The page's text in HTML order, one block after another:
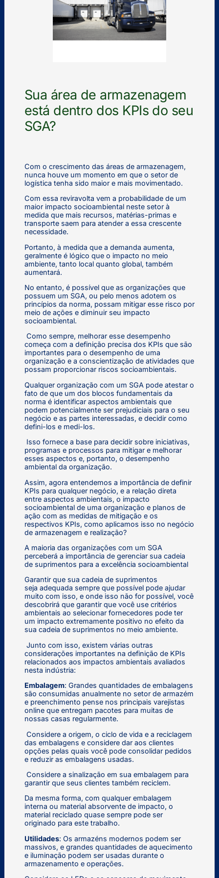
Sua área de armazenagem
está dentro dos KPIs do seu
SGA?
Com o crescimento das áreas de armazenagem,
nunca houve um momento em que o setor de
logística tenha sido maior e mais movimentado.
Com essa reviravolta vem a probabilidade de um
maior impacto socioambiental neste setor à
medida que mais recursos, matérias-primas e
transporte saem para atender a essa crescente
necessidade.
Portanto, à medida que a demanda aumenta,
geralmente é lógico que o impacto no meio
ambiente, tanto local quanto global, também
aumentará.
No entanto, é possível que as organizações que
possuem um SGA, ou pelo menos adotem os
princípios da norma, possam mitigar esse risco por
meio de ações e diminuir seu impacto
socioambiental.
Como sempre, melhorar esse desempenho
começa com a definição precisa dos KPIs que são
importantes para o desempenho de uma
organização e a conscientização de atividades que
possam proporcionar riscos socioambientais.
Qualquer organização com um SGA pode atestar o
fato de que um dos blocos fundamentais da
norma é identificar aspectos ambientais que
podem potencialmente ser prejudiciais para o seu
negócio e as partes interessadas, e decidir como
defini-los e medi-los.
Isso fornece a base para decidir sobre iniciativas,
programas e processos para mitigar e melhorar
esses aspectos e, portanto, o desempenho
ambiental da organização.
Assim, agora entendemos a importância de definir
KPIs para qualquer negócio, e a relação direta
entre aspectos ambientais, o impacto
socioambiental de uma organização e planos de
ação com as medidas de mitigação e os
respectivos KPIs, como aplicamos isso no negócio
de armazenagem e realização?
A maioria das organizações com um SGA
perceberá a importância de gerenciar sua cadeia
de suprimentos para a excelência socioambiental
Garantir que sua cadeia de suprimentos
seja adequada sempre que possível pode ajudar
muito com isso, e onde isso não for possível, você
descobrirá que garantir que você use critérios
ambientais ao selecionar fornecedores pode ter
um impacto extremamente positivo no efeito da
sua cadeia de suprimentos no meio ambiente.
Junto com isso, existem várias outras
considerações importantes na definição de KPIs
relacionados aos impactos ambientais avaliados
nesta indústria:
Embalagem: Grandes quantidades de embalagens
são consumidas anualmente no setor de armazém
e preenchimento pense nos principais varejistas
online que entregam pacotes para muitas de
nossas casas regularmente.
Considere a origem, o ciclo de vida e a reciclagem
das embalagens e considere dar aos clientes
opções pelas quais você pode consolidar pedidos
e reduzir as embalagens usadas.
Considere a sinalização em sua embalagem para
garantir que seus clientes também reciclem.
Da mesma forma, com qualquer embalagem
interna ou material absorvente de impacto, o
material reciclado quase sempre pode ser
originado para este trabalho.
Utilidades: Os armazéns modernos podem ser
massivos, e grandes quantidades de aquecimento
e iluminação podem ser usadas durante o
armazenamento e operações.